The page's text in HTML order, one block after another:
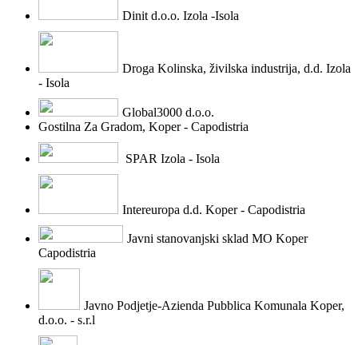
Dinit d.o.o. Izola -Isola
Droga Kolinska, živilska industrija, d.d. Izola
- Isola
Global3000 d.o.o.
Gostilna Za Gradom, Koper - Capodistria
SPAR Izola - Isola
Intereuropa d.d. Koper - Capodistria
Javni stanovanjski sklad MO Koper
Capodistria
Javno Podjetje-Azienda Pubblica Komunala Koper,
d.o.o. - s.r.l